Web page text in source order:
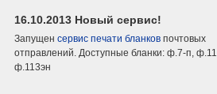
16.10.2013 Новый сервис!
Запущен сервис печати бланков почтовых
отправлений. Доступные бланки: ф.7-п,
ф.113эн